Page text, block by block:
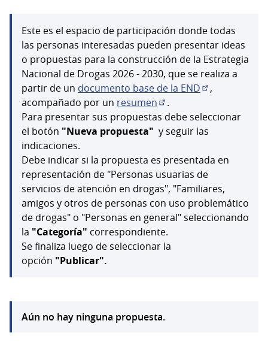
Este es el espacio de participación donde todas
las personas interesadas pueden presentar ideas
o propuestas para la construcción de la Estrategia
Nacional de Drogas 2026 - 2030, que se realiza a
partir de un documento base de la END
,
acompañado por un resumen
(Abrir en una pestaña
.
Para presentar sus propuestas debe seleccionar
el botón "Nueva propuesta" y seguir las
indicaciones.
Debe indicar si la propuesta es presentada en
representación de "Personas usuarias de
servicios de atención en drogas", "Familiares,
amigos y otros de personas con uso problemático
de drogas" o "Personas en general" seleccionando
la "Categoría" correspondiente.
Se finaliza luego de seleccionar la
opción "Publicar".
Aún no hay ninguna propuesta.